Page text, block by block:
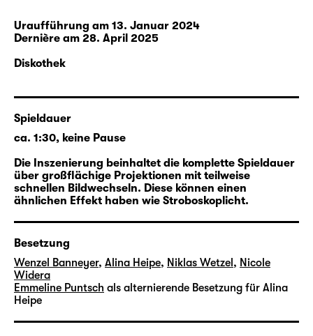
technische Entwicklung ein: Das gesamte
Ensemble wagt den Versuch einer live
produzierten Theaterarbeit mit den Mitteln
Synchronisation, einer VR-Brille auf der
Bühne und ihrer Projektion für alle, in einer
kontinuierlichen Wechselbeziehung aus
Illusion und Making-of. Bereits im
Schreibprozess kamen KI-Technologien wie
ChatGPT und Bing zum Einsatz. Die Grenzen
zwischen Mensch und Maschine
sind. Denn was genau soll es denn sein, das
Wesen des Menschen?
Uraufführung am 13. Januar 2024
Dernière am 28. April 2025
Diskothek
Spieldauer
ca. 1:30, keine Pause
Die Inszenierung beinhaltet die komplette Spieldauer
über großflächige Projektionen mit teilweise
schnellen Bildwechseln. Diese können einen
ähnlichen Effekt haben wie Stroboskoplicht.
Besetzung
Wenzel Banneyer, Alina Heipe, Niklas Wetzel , Nicole
Widera
Emmeline Puntsch als alternierende Besetzung für Alina
Heipe